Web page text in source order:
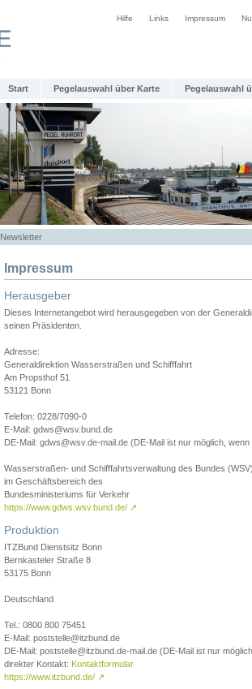
Hilfe Links Impressum
Start Pegelauswahl über Karte Pegelauswahl
Newsletter
Impressum
Herausgeber
Dieses Internetangebot wird herausgegeben von der
seinen Präsidenten.
Adresse:
Generaldirektion Wasserstraßen und Schifffahrt
Am Propsthof 51
53121 Bonn
Telefon: 0228/7090-0
E-Mail: gdws@wsv.bund.de
DE-Mail: gdws@wsv.de-mail.de (DE-Mail ist nur möglich,
Wasserstraßen- und Schifffahrtsverwaltung des Bundes (WSV)
im Geschäftsbereich des
Bundesministeriums für Verkehr
https://www.gdws.wsv.bund.de/ ↗
Produktion
ITZBund Dienstsitz Bonn
Bernkasteler Straße 8
53175 Bonn
Deutschland
Tel.: 0800 800 75451
E-Mail: poststelle@itzbund.de
DE-Mail: poststelle@itzbund.de-mail.de (DE-Mail ist nur
direkter Kontakt: Kontaktformular
https://www.itzbund.de/ ↗